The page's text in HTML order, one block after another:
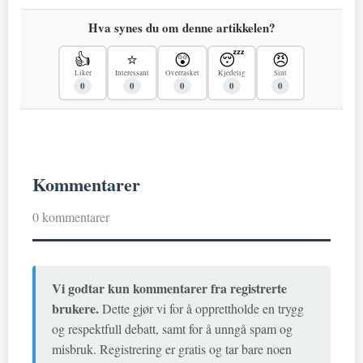
Hva synes du om denne artikkelen?
👍
Liker
0
⭐
Interessant
0
😲
Overrasket
0
😴
Kjedelig
0
😠
Sint
0
Kommentarer
0 kommentarer
Vi godtar kun kommentarer fra registrerte
brukere.Dette gjør vi for å opprettholde en trygg
og respektfull debatt, samt for å unngå spam og
misbruk. Registrering er gratis og tar bare noen